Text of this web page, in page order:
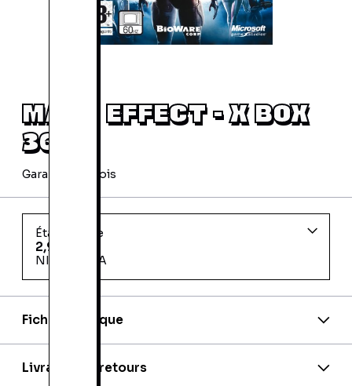
MASS EFFECT - X BOX
360
Garantie 24 mois
État d'usage
2,99 €
NICE BARLA
Fiche technique
Code barre 3:0882224443586
Livraison et retours